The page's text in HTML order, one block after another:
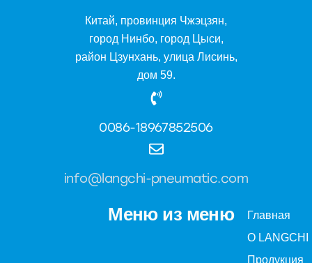
Китай, провинция Чжэцзян,
город Нинбо, город Цыси,
район Цзунхань, улица Лисинь,
дом 59.
0086-18967852506
info@langchi-pneumatic.com
Меню из меню
Главная
О LANGCHI
Продукция